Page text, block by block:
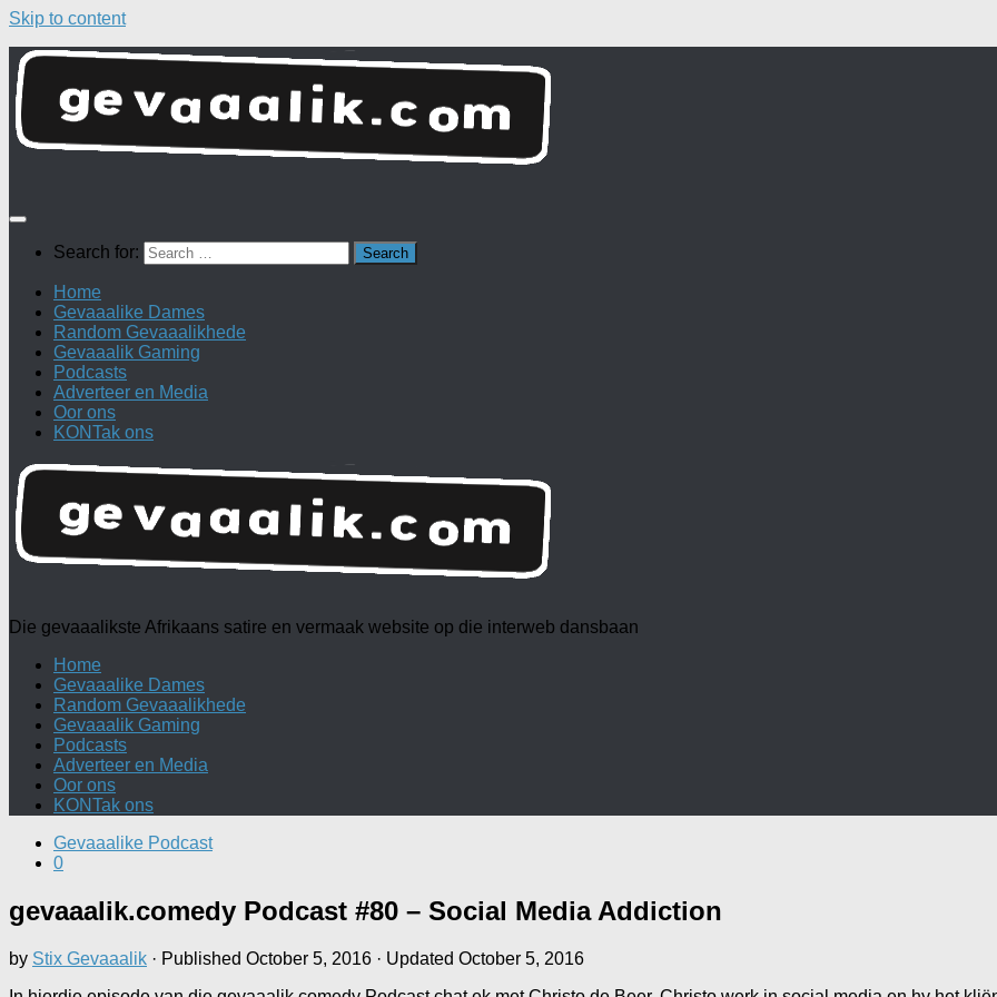
Skip to content
Search for:
Home
Gevaaalike Dames
Random Gevaaalikhede
Gevaaalik Gaming
Podcasts
Adverteer en Media
Oor ons
KONTak ons
Die gevaaalikste Afrikaans satire en vermaak website op die interweb dansbaan
Home
Gevaaalike Dames
Random Gevaaalikhede
Gevaaalik Gaming
Podcasts
Adverteer en Media
Oor ons
KONTak ons
Gevaaalike Podcast
0
gevaaalik.comedy Podcast #80 – Social Media Addiction
by Stix Gevaaalik · Published October 5, 2016 · Updated October 5, 2016